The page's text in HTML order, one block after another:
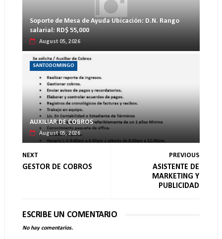
Soporte de Mesa de Ayuda Ubicación: D.N. Rango
salarial: RD$ 55,000
August 05, 2026
SANTODOMINGO
AUXILIAR DE COBROS
August 05, 2026
NEXT
GESTOR DE COBROS
PREVIOUS
ASISTENTE DE
MARKETING Y
PUBLICIDAD
ESCRIBE UN COMENTARIO
No hay comentarios.